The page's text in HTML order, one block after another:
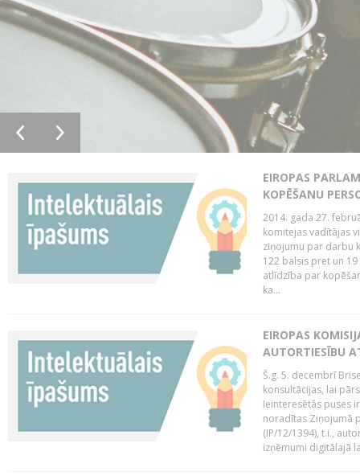
EIROPAS
KOPĒŠANU
2014. gada 27.
komitejas vadītājas
ziņojumu par darbu
122 balsis pret un
atlīdzība par
ka...
EIROPAS
AUTORTIESĪBU
Š.g. 5. decembrī
konsultācijas, lai
Ieinteresētās puses
noradītas Ziņojumā
(IP/12/1394), t.i.,
izņēmumi digitālajā